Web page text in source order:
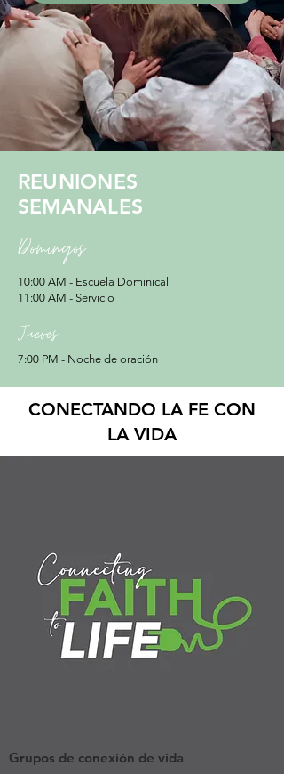
REUNIONES
SEMANALES
Domingos
10:00 AM - Escuela Dominical
11:00 AM - Servicio
Jueves
7:00 PM - Noche de oración
CONECTANDO LA FE CON
LA VIDA
Grupos de conexión de vida